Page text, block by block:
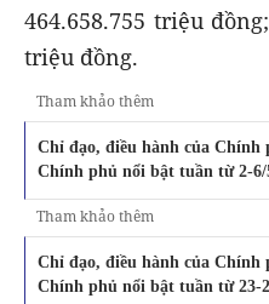
464.658.755 triệu
triệu đồng.
Tham khảo thêm
Chỉ đạo, điều hành của Chính
Chính phủ nổi bật tuần từ 2-6/
Tham khảo thêm
Chỉ đạo, điều hành của Chính
Chính phủ nổi bật tuần từ 23-